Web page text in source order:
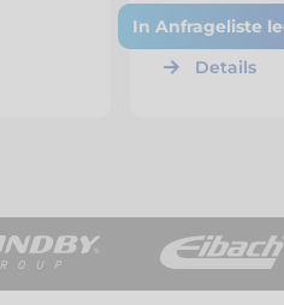
In Anfrageliste
Details